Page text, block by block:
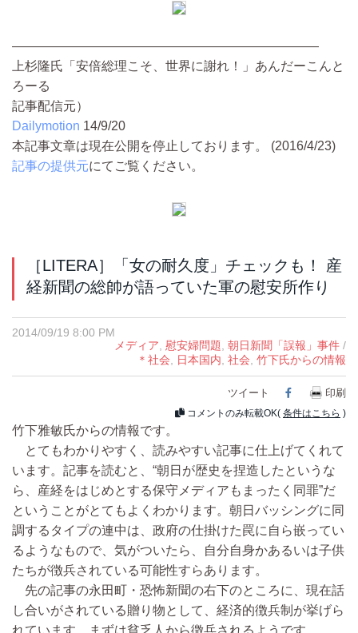
――――――――――――――――――――――――
上杉隆氏「安倍総理こそ、世界に謝れ！」あんだーこんと
ろーる
記事配信元）
Dailymotion 14/9/20
本記事文章は現在公開を停止しております。 (2016/4/23)
記事の提供元にてご覧ください。
［LITERA］「女の耐久度」チェックも！ 産
経新聞の総帥が語っていた軍の慰安所作り
2014/09/19 8:00 PM
メディア 慰安婦問題 朝日新聞「誤報」事件 /
＊社会
日本国内 社会 竹下氏からの情報
ツイート Facebook
印刷
コメントのみ転載OK( 条件はこちら )
竹下雅敏氏からの情報です。
とてもわかりやすく、読みやすい記事に仕上げてくれて
います。記事を読むと、“朝日が歴史を捏造したというな
ら、産経をはじめとする保守メディアもまったく同罪”だ
ということがとてもよくわかります。朝日バッシングに同
調するタイプの連中は、政府の仕掛けた罠に自ら嵌ってい
るようなもので、気がついたら、自分自身かあるいは子供
たちが徴兵されている可能性すらあります。
先の記事の永田町・恐怖新聞の右下のところに、現在話
し合いがされている贈り物として、経済的徴兵制が挙げら
れています。まずは貧乏人から徴兵されるようです。